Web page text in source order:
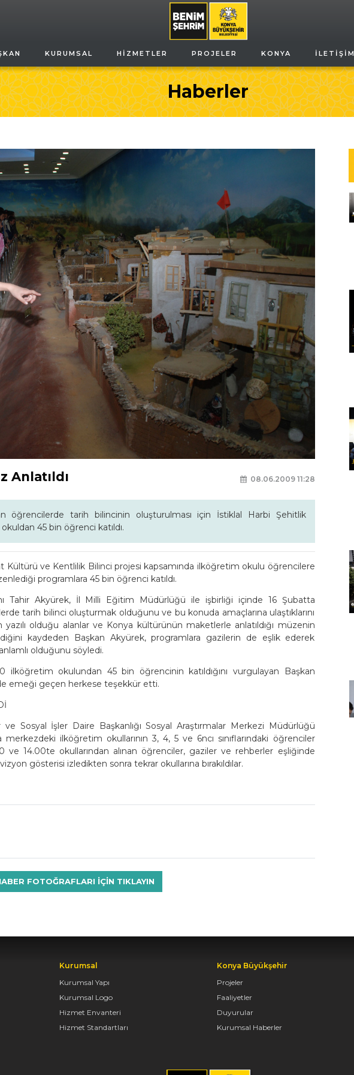
KURUMSAL HIZMETLER PROJELER KONYA İLETIŞIM
Haberler
Anlatıldı 08.06.2009 11:28
öğrencilerde tarih bilincinin oluşturulması için İstiklal Harbi Şehitlik
45 bin öğrenci katıldı.
Kültürü ve Kentlilik Bilinci projesi kapsamında ilköğretim okulu öğrencilere
programlara 45 bin öğrenci katıldı.
Tahir Akyürek, İl Milli Eğitim Müdürlüğü ile işbirliği içinde 16 Şubatta
tarih bilinci oluşturmak olduğunu ve bu konuda amaçlarına ulaştıklarını
olduğu alanlar ve Konya kültürünün maketlerle anlatıldığı müzenin
kaydeden Başkan Akyürek, programlara gazilerin de eşlik ederek
olduğunu söyledi.
ilköğretim okulundan 45 bin öğrencinin katıldığını vurgulayan Başkan
emeği geçen herkese teşekkür etti.
Sosyal İşler Daire Başkanlığı Sosyal Araştırmalar Merkezi Müdürlüğü
ilköğretim okullarının 3, 4, 5 ve 6ncı sınıflarındaki öğrenciler
ve 14.00te okullarından alınan öğrenciler, gaziler ve rehberler eşliğinde
gösterisi izledikten sonra tekrar okullarına bırakıldılar.
FOTOĞRAFLARI IÇIN TIKLAYIN
Kurumsal
Kurumsal Yapı
Kurumsal Logo
Hizmet Envanteri
Hizmet Standartları
Konya Büyükşehir
Projeler
Faaliyetler
Duyurular
Kurumsal Haberler